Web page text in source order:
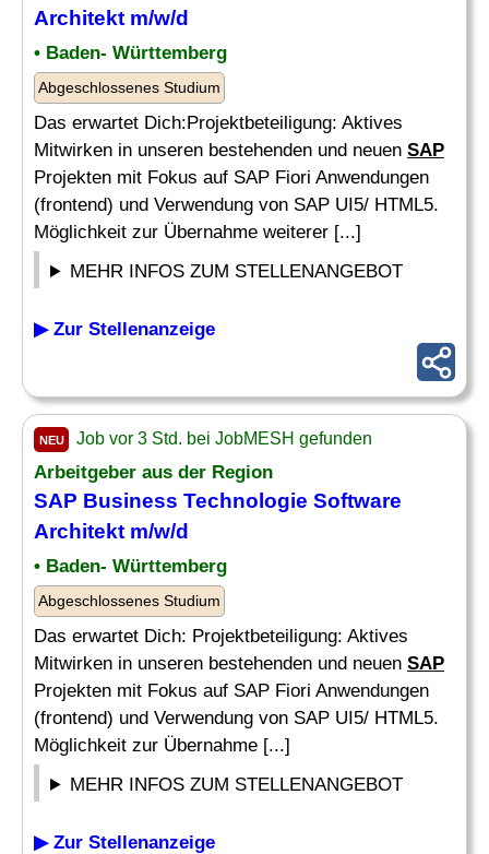
Architekt m/w/d
• Baden- Württemberg
Abgeschlossenes Studium
Das erwartet Dich:Projektbeteiligung: Aktives
Mitwirken in unseren bestehenden und neuen SAP
Projekten mit Fokus auf SAP Fiori Anwendungen
(frontend) und Verwendung von SAP UI5/ HTML5.
Möglichkeit zur Übernahme weiterer [...]
MEHR INFOS ZUM STELLENANGEBOT
▶ Zur Stellenanzeige
NEU Job vor 3 Std. bei JobMESH gefunden
Arbeitgeber aus der Region
SAP Business Technologie Software
Architekt m/w/d
• Baden- Württemberg
Abgeschlossenes Studium
Das erwartet Dich: Projektbeteiligung: Aktives
Mitwirken in unseren bestehenden und neuen SAP
Projekten mit Fokus auf SAP Fiori Anwendungen
(frontend) und Verwendung von SAP UI5/ HTML5.
Möglichkeit zur Übernahme [...]
MEHR INFOS ZUM STELLENANGEBOT
▶ Zur Stellenanzeige